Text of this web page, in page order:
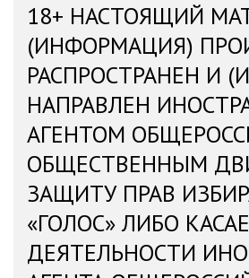
18+ НАСТОЯЩИЙ
(ИНФОРМАЦИЯ)
РАСПРОСТРАНЕН И
НАПРАВЛЕН
АГЕНТОМ
ОБЩЕСТВЕННЫМ
ЗАЩИТУ ПРАВ
«ГОЛОС» ЛИБО
ДЕЯТЕЛЬНОСТИ